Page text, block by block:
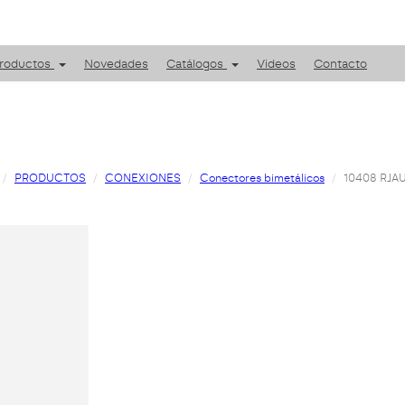
Novedades Catálogos Videos Contacto
PRODUCTOS CONEXIONES Conectores bimetálicos 10408 RJAU